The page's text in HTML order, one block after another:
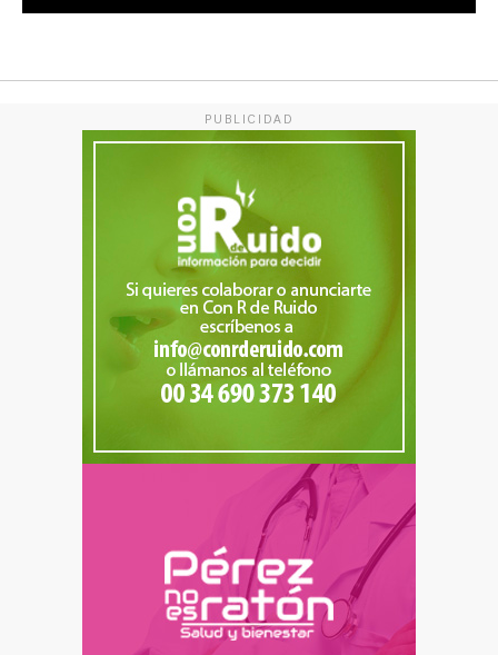
PUBLICIDAD